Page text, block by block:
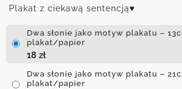
Plakat z ciekawą sentencją♥
Dwa słonie jako motyw plakatu –
plakat/papier
18 zł
Dwa słonie jako motyw plakatu –
plakat/papier